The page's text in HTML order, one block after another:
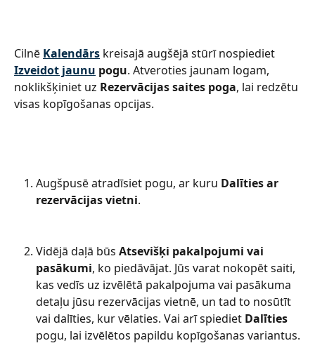
Cilnē Kalendārs kreisajā augšējā stūrī nospiediet
Izveidot jaunu pogu. Atveroties jaunam logam,
noklikšķiniet uz Rezervācijas saites poga, lai redzētu
visas kopīgošanas opcijas.
Augšpusē atradīsiet pogu, ar kuru Dalīties ar
rezervācijas vietni.
Vidējā daļā būs Atsevišķi pakalpojumi vai
pasākumi, ko piedāvājat. Jūs varat nokopēt saiti,
kas vedīs uz izvēlētā pakalpojuma vai pasākuma
detaļu jūsu rezervācijas vietnē, un tad to nosūtīt
vai dalīties, kur vēlaties. Vai arī spiediet Dalīties
pogu, lai izvēlētos papildu kopīgošanas variantus.